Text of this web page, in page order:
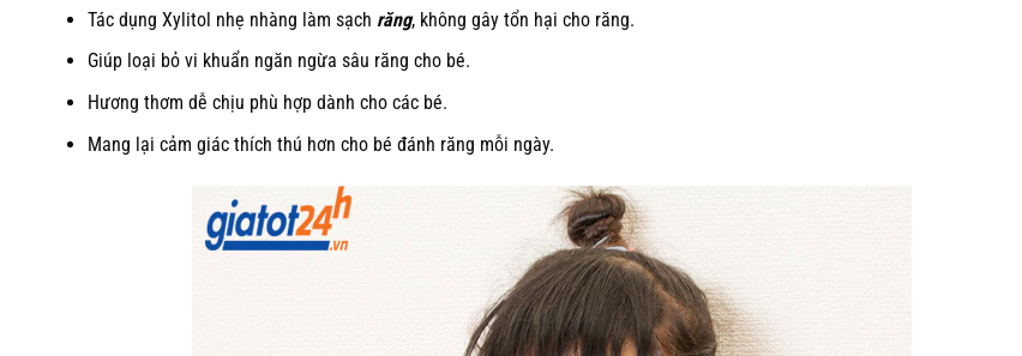
Tác dụng Xylitol nhẹ nhàng làm sạch răng, không gây tổn hại cho răng.
Giúp loại bỏ vi khuẩn ngăn ngừa sâu răng cho bé.
Hương thơm dễ chịu phù hợp dành cho các bé.
Mang lại cảm giác thích thú hơn cho bé đánh răng mỗi ngày.